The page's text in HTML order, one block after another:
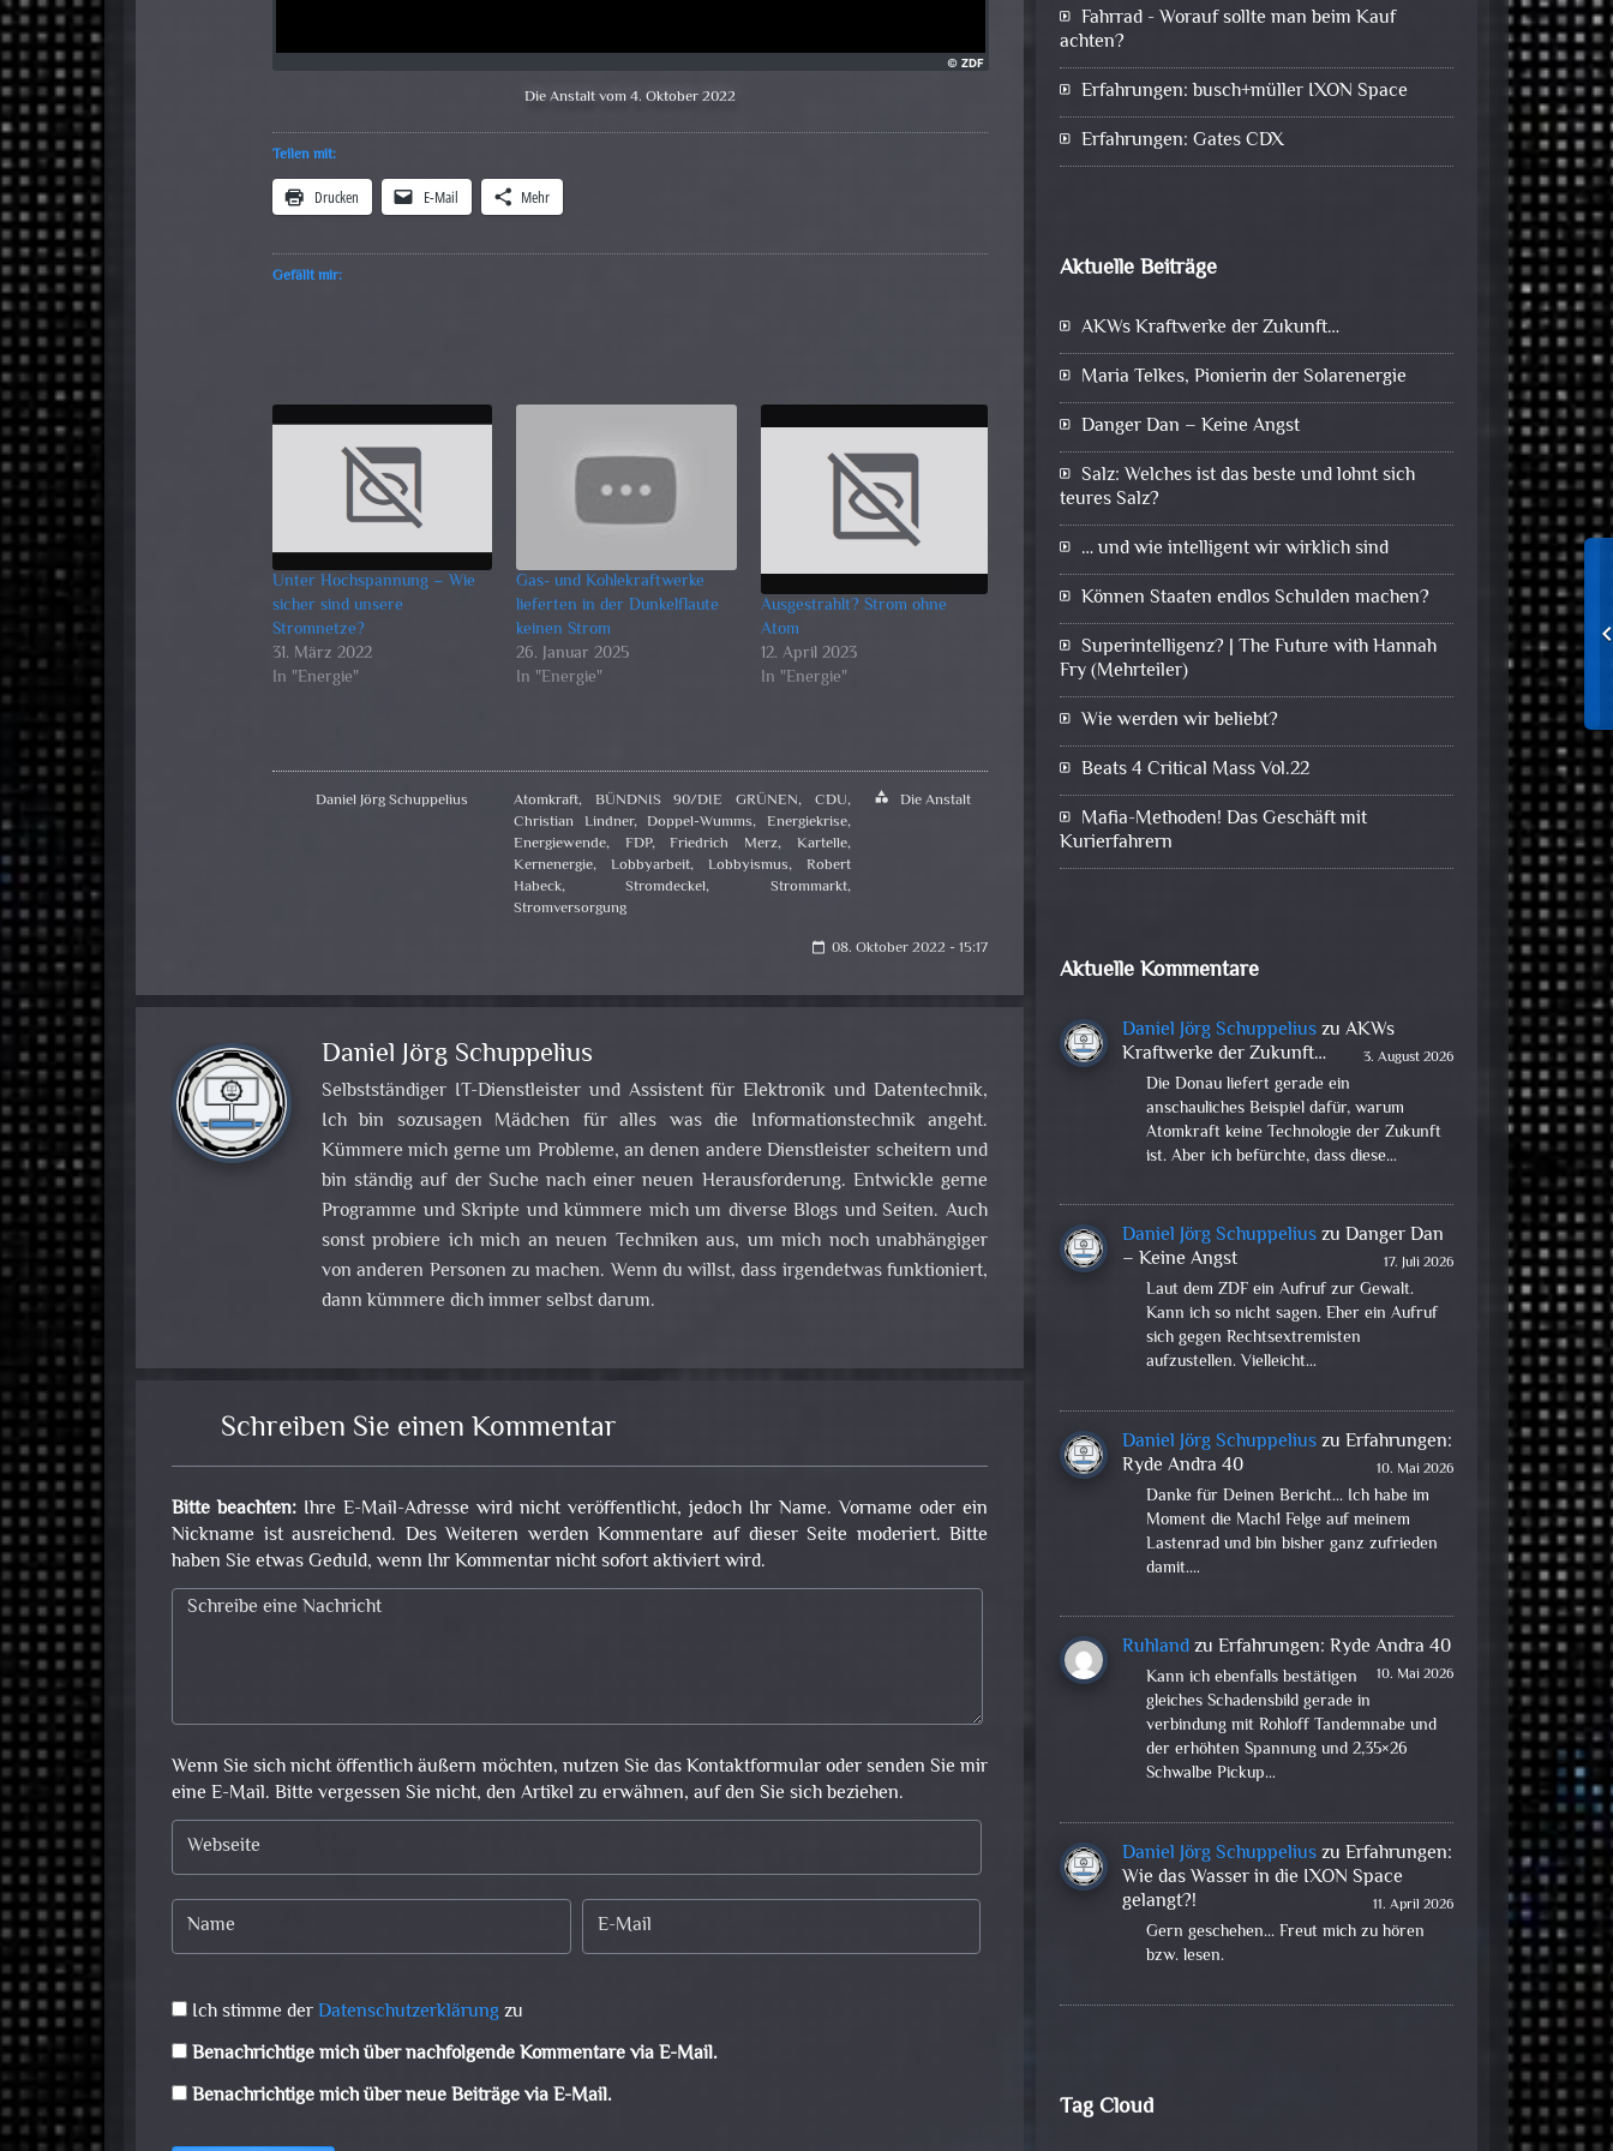
Die Anstalt vom 4. Oktober 2022
Teilen mit:
Drucken E-Mail Mehr
Gefällt mir:
Unter Hochspannung – Wie
sicher sind unsere
Stromnetze?
31. März 2022
In "Energie"
Gas- und Kohlekraftwerke
lieferten in der Dunkelflaute
keinen Strom
26. Januar 2025
In "Energie"
Ausgestrahlt? Strom ohne
Atom
12. April 2023
In "Energie"
Daniel Jörg Schuppelius Atomkraft, BÜNDNIS 90/DIE GRÜNEN,CDU,
Christian Lindner,Doppel-Wumms,Energiekrise,
Energiewende, FDP,Friedrich Merz,Kartelle,
Kernenergie, Lobbyarbeit,Lobbyismus,Robert
Habeck,Stromdeckel,Strommarkt,
Stromversorgung
category Die Anstalt
calendar_today 08. Oktober 2022 - 15:17
Daniel Jörg Schuppelius
Selbstständiger IT-Dienstleister und Assistent für Elektronik und Datentechnik,
Ich bin sozusagen Mädchen für alles was die Informationstechnik angeht.
Kümmere mich gerne um Probleme, an denen andere Dienstleister scheitern und
bin ständig auf der Suche nach einer neuen Herausforderung. Entwickle gerne
Programme und Skripte und kümmere mich um diverse Blogs und Seiten. Auch
sonst probiere ich mich an neuen Techniken aus, um mich noch unabhängiger
von anderen Personen zu machen. Wenn du willst, dass irgendetwas funktioniert,
dann kümmere dich immer selbst darum.
Schreiben Sie einen Kommentar
Bitte beachten: Ihre E-Mail-Adresse wird nicht veröffentlicht, jedoch Ihr Name. Vorname oder ein
Nickname ist ausreichend. Des Weiteren werden Kommentare auf dieser Seite moderiert. Bitte
haben Sie etwas Geduld, wenn Ihr Kommentar nicht sofort aktiviert wird.
Wenn Sie sich nicht öffentlich äußern möchten, nutzen Sie das Kontaktformular oder senden Sie mir
eine E-Mail. Bitte vergessen Sie nicht, den Artikel zu erwähnen, auf den Sie sich beziehen.
Ich stimme derDatenschutzerklärungzu
Benachrichtige mich über nachfolgende Kommentare via E-Mail.
Benachrichtige mich über neue Beiträge via E-Mail.
Fahrrad - Worauf sollte man beim Kauf
achten?
Erfahrungen: busch+müller IXON Space
Erfahrungen: Gates CDX
Aktuelle Beiträge
AKWs Kraftwerke der Zukunft…
Maria Telkes, Pionierin der Solarenergie
Danger Dan – Keine Angst
Salz: Welches ist das beste und lohnt sich
teures Salz?
… und wie intelligent wir wirklich sind
Können Staaten endlos Schulden machen?
Superintelligenz? | The Future with Hannah
Fry (Mehrteiler)
Wie werden wir beliebt?
Beats 4 Critical Mass Vol.22
Mafia-Methoden! Das Geschäft mit
Kurierfahrern
Aktuelle Kommentare
Daniel Jörg SchuppeliuszuAKWs
Kraftwerke der Zukunft…
3. August 2026
Die Donau liefert gerade ein
anschauliches Beispiel dafür, warum
Atomkraft keine Technologie der Zukunft
ist. Aber ich befürchte, dass diese…
Daniel Jörg SchuppeliuszuDanger Dan
– Keine Angst
17. Juli 2026
Laut dem ZDF ein Aufruf zur Gewalt.
Kann ich so nicht sagen. Eher ein Aufruf
sich gegen Rechtsextremisten
aufzustellen. Vielleicht…
Daniel Jörg SchuppeliuszuErfahrungen:
Ryde Andra 40
10. Mai 2026
Danke für Deinen Bericht... Ich habe im
Moment die Mach1 Felge auf meinem
Lastenrad und bin bisher ganz zufrieden
damit.…
RuhlandzuErfahrungen: Ryde Andra 40
10. Mai 2026
Kann ich ebenfalls bestätigen
gleiches Schadensbild gerade in
verbindung mit Rohloff Tandemnabe und
der erhöhten Spannung und 2,35×26
Schwalbe Pickup…
Daniel Jörg SchuppeliuszuErfahrungen:
Wie das Wasser in die IXON Space
gelangt?!
11. April 2026
Gern geschehen... Freut mich zu hören
bzw. lesen.
Tag Cloud